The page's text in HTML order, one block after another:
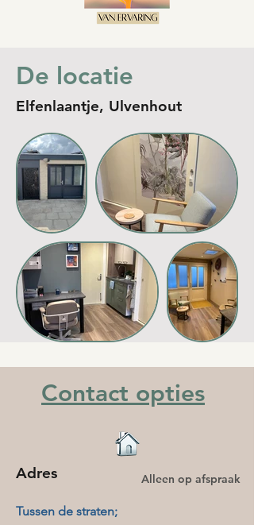
De locatie
Elfenlaantje, Ulvenhout
Contact opties
Adres Alleen op afspraak
Tussen de straten;